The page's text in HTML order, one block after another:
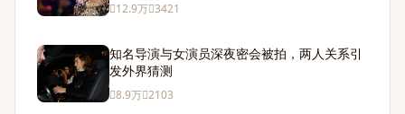
12.9万 3421
知名导演与女演员深夜密会被拍，两人关系引
发外界猜测
8.9万 2103